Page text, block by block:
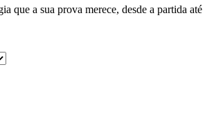
que a sua prova merece, desde a partida até